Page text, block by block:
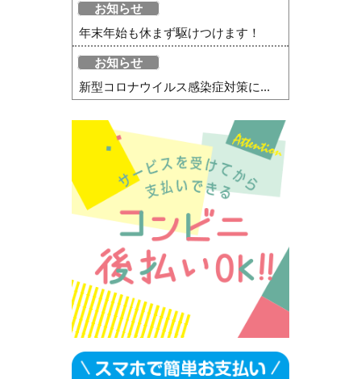
お知らせ
年末年始も休まず駆けつけます！
お知らせ
新型コロナウイルス感染症対策に...